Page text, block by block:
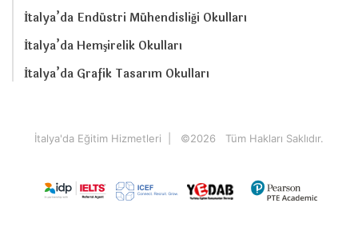
İtalya’da Endüstri Mühendisliği Okulları
İtalya’da Hemşirelik Okulları
İtalya’da Grafik Tasarım Okulları
İtalya'da Eğitim Hizmetleri | ©2026 Tüm Hakları Saklıdır.